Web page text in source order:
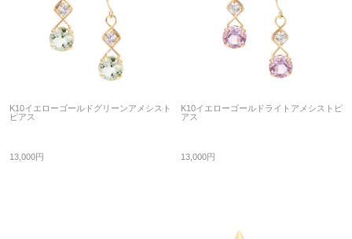
K10イエローゴールドグリーンアメシスト
ピアス
13,000円
K10イエローゴールドライトアメシストピ
アス
13,000円